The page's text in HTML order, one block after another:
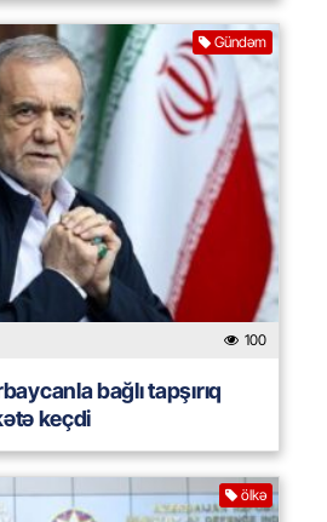
Gündəm
100
bağlı tapşırıq
keçdi
ölkə